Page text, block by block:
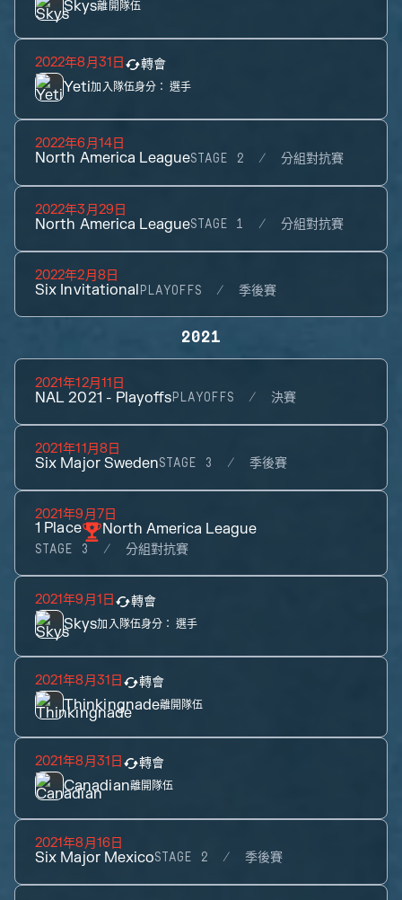
Skys離開隊伍
2022年8月31日 轉會
Yeti加入隊伍身分： 選手
2022年6月14日
North America LeagueSTAGE 2 分組對抗賽
2022年3月29日
North America LeagueSTAGE 1 分組對抗賽
2022年2月8日
Six Invitational PLAYOFFS 季後賽
2021
2021年12月11日
NAL 2021 - PlayoffsPLAYOFFS 決賽
2021年11月8日
Six Major SwedenSTAGE 3 季後賽
2021年9月7日
1 Place North America League
STAGE 3 分組對抗賽
2021年9月1日 轉會
Skys加入隊伍身分： 選手
2021年8月31日 轉會
Thinkingnade離開隊伍
2021年8月31日 轉會
Canadian離開隊伍
2021年8月16日
Six Major MexicoSTAGE 2 季後賽